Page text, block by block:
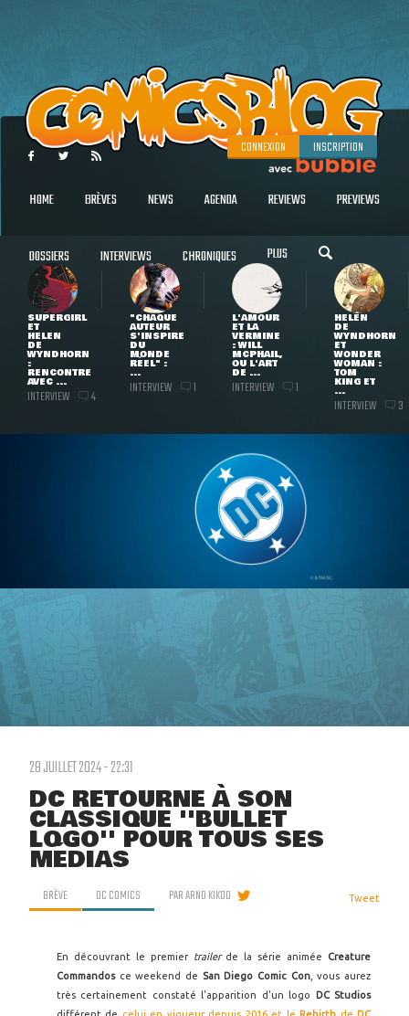
CONNEXION INSCRIPTION
HOME BRÈVES NEWS AGENDA REVIEWS PREVIEWS
DOSSIERS INTERVIEWS CHRONIQUES PLUS
SUPERGIRL
ET
HELEN
DE
WYNDHORN
:
RENCONTRE
AVEC ...
INTERVIEW 4
"CHAQUE
AUTEUR
S'INSPIRE
DU
MONDE
RÉEL" :
...
INTERVIEW 1
L'AMOUR
ET LA
VERMINE
: WILL
MCPHAIL,
OU L'ART
DE ...
INTERVIEW 1
HELEN
DE
WYNDHORN
ET
WONDER
WOMAN :
TOM
KING ET
...
INTERVIEW 3
28 JUILLET 2024 - 22:31
DC RETOURNE À SON
CLASSIQUE ''BULLET
LOGO'' POUR TOUS SES
MÉDIAS
BRÈVE DC COMICS PARARNO KIKOO Tweet
En découvrant le premier trailer de la série animée Creature
Commandosce weekend de San Diego Comic Con, vous aurez
très certainement constaté l'apparition d'un logo
DC Studios